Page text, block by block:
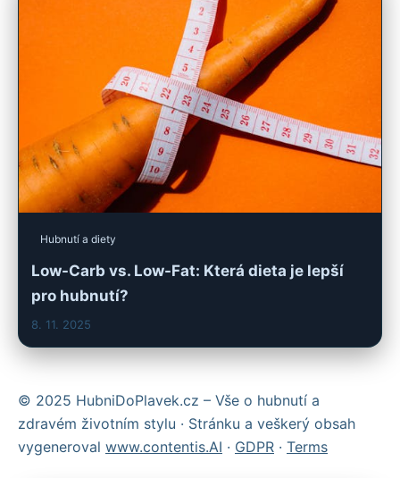
Hubnutí a diety
Low-Carb vs. Low-Fat: Která dieta je lepší
pro hubnutí?
8. 11. 2025
© 2025 HubniDoPlavek.cz – Vše o hubnutí a
zdravém životním stylu · Stránku a veškerý obsah
vygeneroval www.contentis.AI · GDPR · Terms